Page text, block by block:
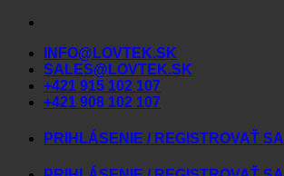
Skip
contentINFO@LOVTEK.SK
SALES@LOVTEK.SK
+421 915 102 107
+421 908 102 107
PRIHLÁSENIE / REGISTROVAŤ SA